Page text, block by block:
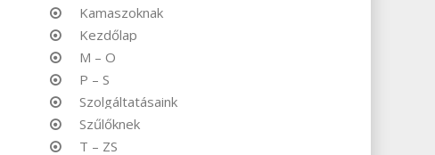
Kamaszoknak
Kezdőlap
M – O
P – S
Szolgáltatásaink
Szűlőknek
T – ZS